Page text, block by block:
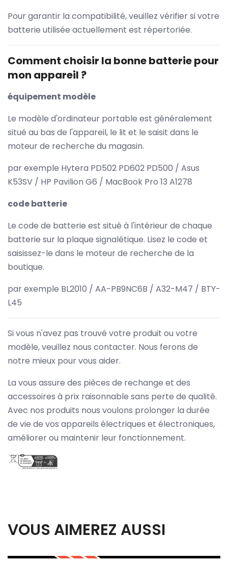
Pour garantir la compatibilité, veuillez vérifier si votre
batterie utilisée actuellement est répertoriée.
Comment choisir la bonne batterie pour
mon appareil ?
équipement modèle
Le modèle d'ordinateur portable est généralement
situé au bas de l'appareil, le lit et le saisit dans le
moteur de recherche du magasin.
par exemple Hytera PD502 PD602 PD500 / Asus
K53SV / HP Pavilion G6 / MacBook Pro 13 A1278
code batterie
Le code de batterie est situé à l'intérieur de chaque
batterie sur la plaque signalétique. Lisez le code et
saisissez-le dans le moteur de recherche de la
boutique.
par exemple BL2010 / AA-PB9NC6B / A32-M47 / BTY-
L45
Si vous n'avez pas trouvé votre produit ou votre
modèle, veuillez nous contacter. Nous ferons de
notre mieux pour vous aider.
La vous assure des pièces de rechange et des
accessoires à prix raisonnable sans perte de qualité.
Avec nos produits nous voulons prolonger la durée
de vie de vos appareils électriques et électroniques,
améliorer ou maintenir leur fonctionnement.
VOUS AIMEREZ AUSSI